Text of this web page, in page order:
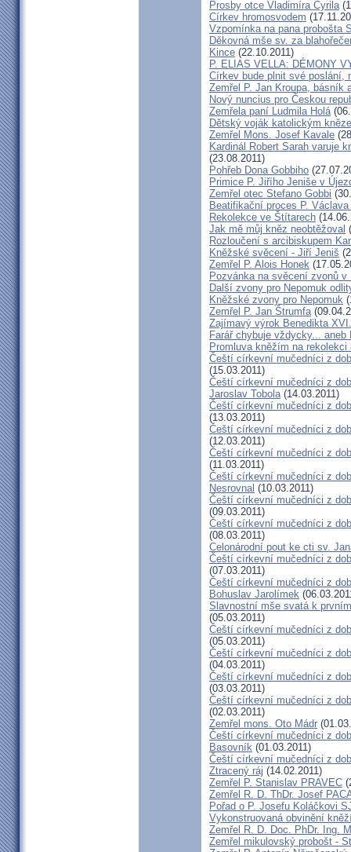
Prosby otce Vladimíra Cyrila
Církev hromosvodem
Vzpomínka na pana probošta
Děkovná mše sv. za
Kince (22.10.2011)
P. ELIAS VELLA: DÉMONY
Církev bude plnit své poslání,
Zemřel P. Jan Kroupa, básník
Nový nuncius pro Českou
Zemřela paní Ludmila Holá
Dětský voják katolickým
Zemřel Mons. Josef Kavale
Kardinál Robert Sarah varuje
(23.08.2011)
Pohřeb Dona Gobbiho
Primice P. Jiřího Jeniše v
Zemřel otec Stefano Gobbi
Beatifikační proces P.
Rekolekce ve Štítarech
Jak mě můj kněz neobtěžoval
Rozloučení s arcibiskupem
Kněžské svěcení - Jiří Jeniš
Zemřel P. Alois Honek
Pozvánka na svěcení zvonů v
Další zvony pro Nepomuk
Kněžské zvony pro Nepomuk
Zemřel P. Jan Štrumfa
Zajímavý výrok Benedikta
Farář chybuje vždycky... aneb
Promluva kněžím na rekolekci
Čeští církevní mučedníci z
(15.03.2011)
Čeští církevní mučedníci z
Jaroslav Tobola(14.03.2011)
Čeští církevní mučedníci z
(13.03.2011)
Čeští církevní mučedníci z
(12.03.2011)
Čeští církevní mučedníci z
(11.03.2011)
Čeští církevní mučedníci z
Nesrovnal (10.03.2011)
Čeští církevní mučedníci z
(09.03.2011)
Čeští církevní mučedníci z
(08.03.2011)
Celonárodní pout ke cti sv.
Čeští církevní mučedníci z
(07.03.2011)
Čeští církevní mučedníci z
Bohuslav Jarolímek
Slavnostní mše svatá k
(05.03.2011)
Čeští církevní mučedníci z
(05.03.2011)
Čeští církevní mučedníci z
(04.03.2011)
Čeští církevní mučedníci z
(03.03.2011)
Čeští církevní mučedníci z
(02.03.2011)
Zemřel mons. Oto Mádr
Čeští církevní mučedníci z
Basovník (01.03.2011)
Čeští církevní mučedníci z
Ztracený ráj (14.02.2011)
Zemřel P. Stanislav PRAVEC
Zemřel R. D. ThDr. Josef
Pořad o P. Josefu Koláčkovi
Vykonstruovaná obvinění
Zemřel R. D. Doc. PhDr. Ing.
Zemřel mikulovský probošt -